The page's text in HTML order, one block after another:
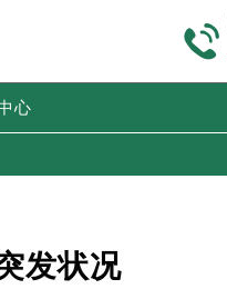

心
发状况